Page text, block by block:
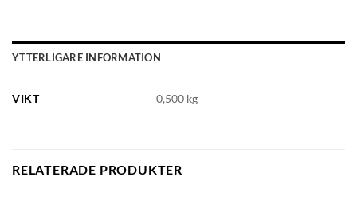
YTTERLIGARE INFORMATION
VIKT 0,500 kg
RELATERADE PRODUKTER